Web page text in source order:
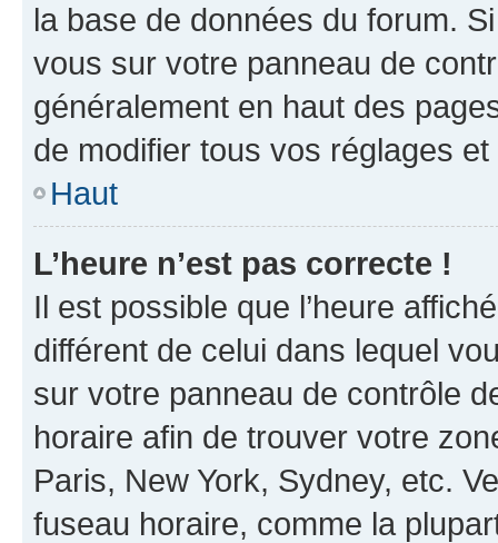
la base de données du forum.
vous sur votre panneau de
généralement en haut des
de modifier tous vos réglages
Haut
L’heure n’est pas correcte !
Il est possible que l’heure
différent de celui dans lequel
sur votre panneau de contrôle
horaire afin de trouver votre
Paris, New York, Sydney, etc.
fuseau horaire, comme la